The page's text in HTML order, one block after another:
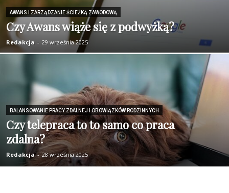
AWANS I ZARZĄDZANIE ŚCIEŻKĄ ZAWODOWĄ
Czy Awans wiąże się z podwyżką?
Redakcja - 29 września 2025
BALANSOWANIE PRACY ZDALNEJ I OBOWIĄZKÓW RODZINNYCH
Czy telepraca to to samo co praca
zdalna?
Redakcja - 28 września 2025